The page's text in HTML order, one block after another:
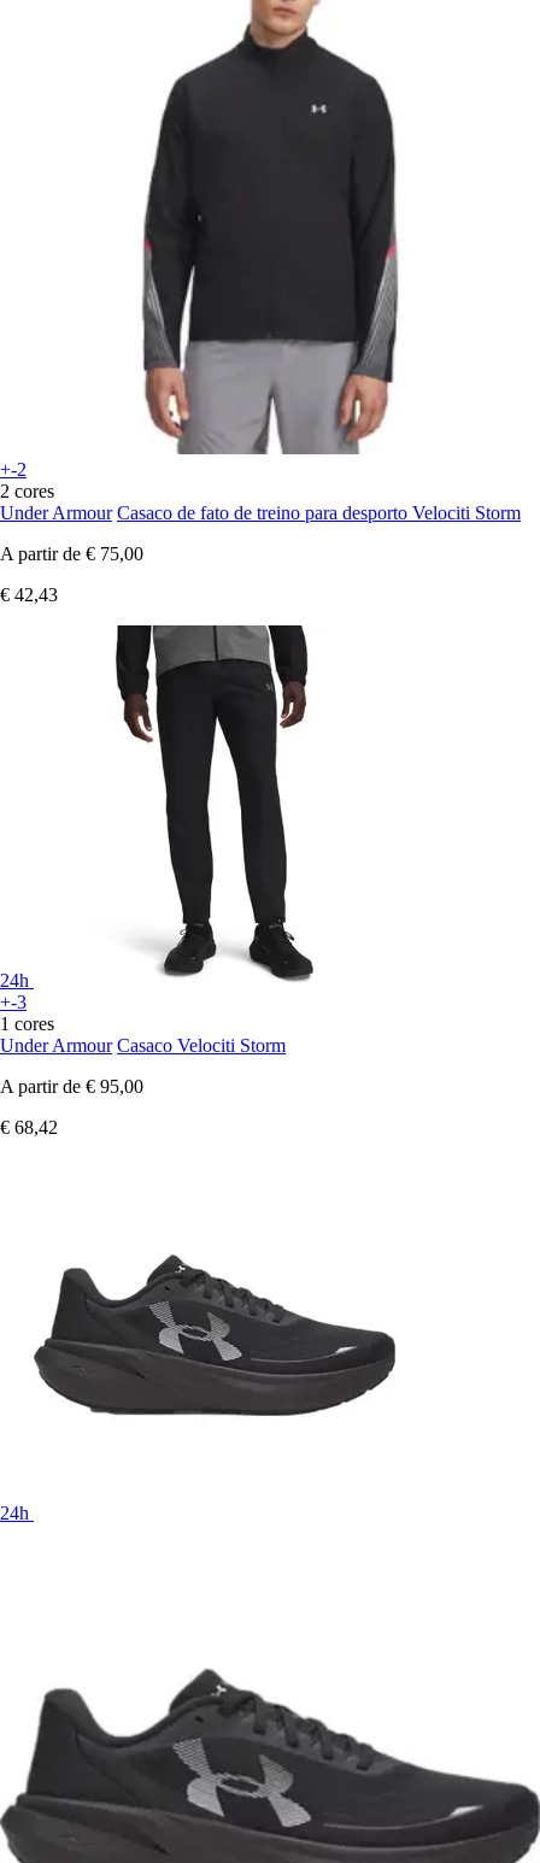
+-2
2 cores
Under Armour Casaco de fato de treino para desporto Velociti Storm
A partir de € 75,00
€ 42,43
24h
+-3
1 cores
Under Armour Casaco Velociti Storm
A partir de € 95,00
€ 68,42
24h